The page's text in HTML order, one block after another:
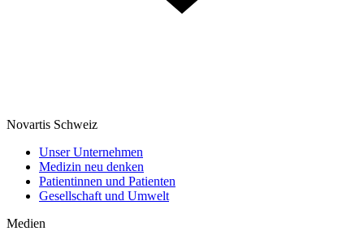
Novartis Schweiz
Unser Unternehmen
Medizin neu denken
Patientinnen und Patienten
Gesellschaft und Umwelt
Medien